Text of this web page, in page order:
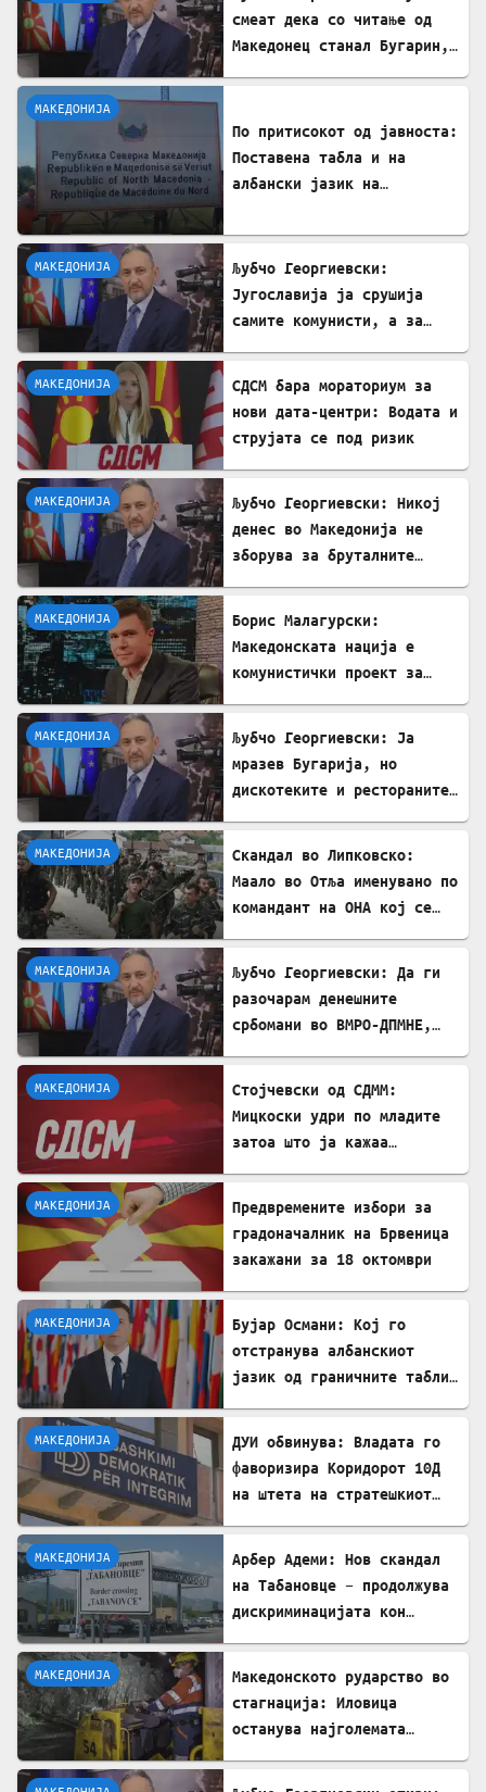
смеат дека со читање од
Македонец станал Бугарин,
МАКЕДОНИЈА
По притисокот од јавноста:
Поставена табла и на
албански јазик на
МАКЕДОНИЈА
Љубчо Георгиевски:
Југославија ја срушија
самите комунисти, а за
МАКЕДОНИЈА
СДСМ бара мораториум за
нови дата-центри: Водата и
струјата се под ризик
МАКЕДОНИЈА
Љубчо Георгиевски: Никој
денес во Македонија не
зборува за бруталните
МАКЕДОНИЈА
Борис Малагурски:
Македонската нација е
комунистички проект за
МАКЕДОНИЈА
Љубчо Георгиевски: Ја
мразев Бугарија, но
дискотеките и рестораните
МАКЕДОНИЈА
Скандал во Липковско:
Маало во Отља именувано по
командант на ОНА кој се
МАКЕДОНИЈА
Љубчо Георгиевски: Да ги
разочарам денешните
србомани во ВМРО-ДПМНЕ,
Србославија
МАКЕДОНИЈА
Стојчевски од СДММ:
Мицкоски удри по младите
затоа што ја кажаа
МАКЕДОНИЈА
Предвремените избори за
градоначалник на Брвеница
закажани за 18 октомври
МАКЕДОНИЈА
Бујар Османи: Кој го
отстранува албанскиот
јазик од граничните табли,
МАКЕДОНИЈА
ДУИ обвинува: Владата го
фаворизира Коридорот 10Д
на штета на стратешкиот
МАКЕДОНИЈА
Арбер Адеми: Нов скандал
на Табановце – продолжува
дискриминацијата кон
МАКЕДОНИЈА
Македонското рударство во
стагнација: Иловица
останува најголемата